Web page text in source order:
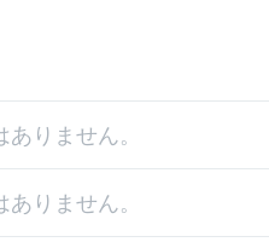
りません。
りません。